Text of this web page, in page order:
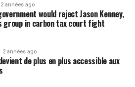
2 années ago
would reject Jason Kenney,
group in carbon tax court fight
2 années ago
de plus en plus accessible aux